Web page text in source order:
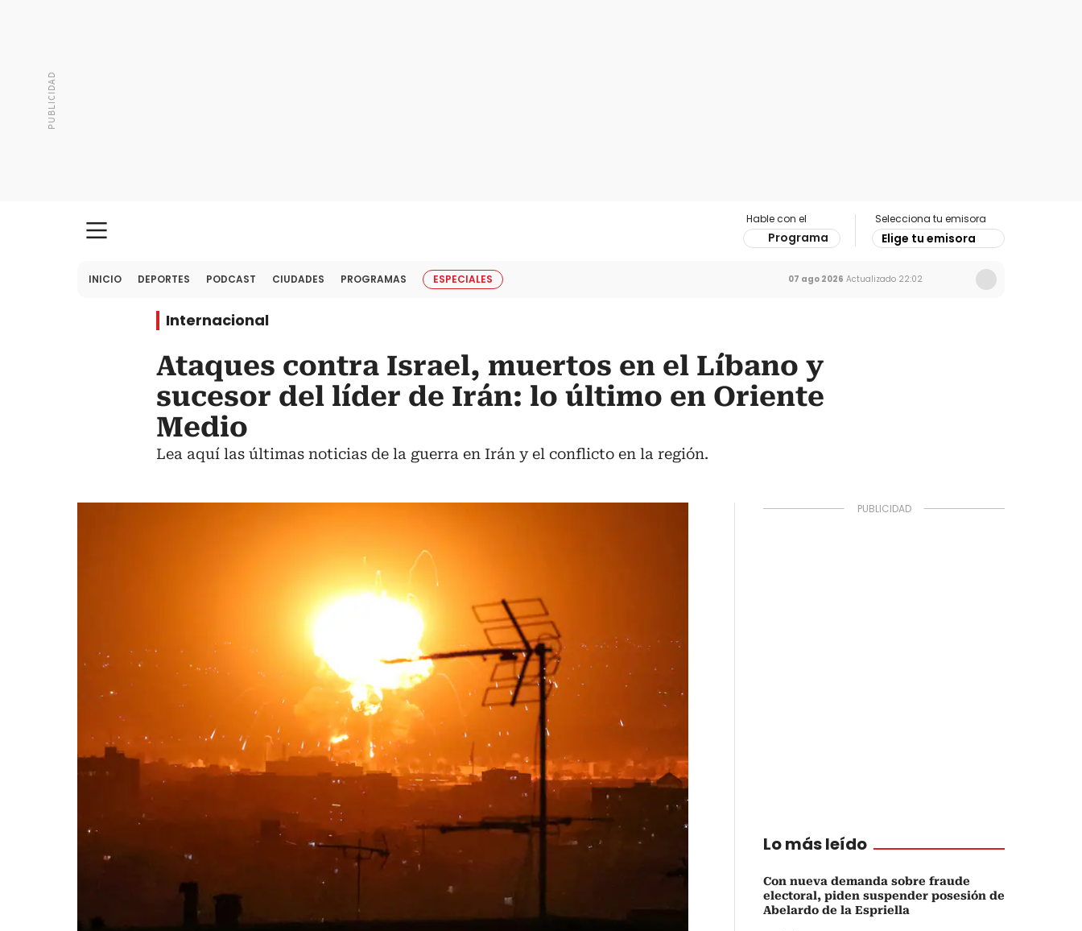
Hable con el
Programa
Selecciona tu emisora
Elige tu emisora
INICIO DEPORTES PODCAST CIUDADES PROGRAMAS ESPECIALES 07 ago 2026 Actualizado 22:02
Internacional
Ataques contra Israel, muertos en el Líbano y
sucesor del líder de Irán: lo último en Oriente
Medio
Lea aquí las últimas noticias de la guerra en Irán y el conflicto en la región.
Lo más leído
Con nueva demanda sobre fraude
electoral, piden suspender posesión de
Abelardo de la Espriella